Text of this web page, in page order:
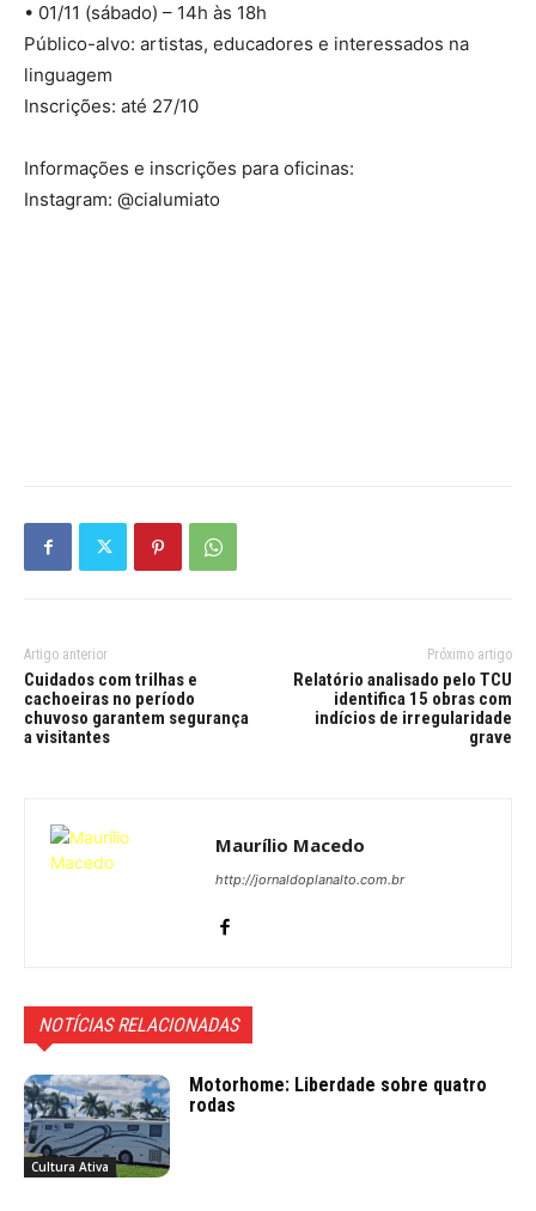
• 01/11 (sábado) – 14h às 18h
Público-alvo: artistas, educadores e interessados na
linguagem
Inscrições: até 27/10
Informações e inscrições para oficinas:
Instagram: @cialumiato
Artigo anterior
Cuidados com trilhas e
cachoeiras no período
chuvoso garantem segurança
a visitantes
Próximo artigo
Relatório analisado pelo TCU
identifica 15 obras com
indícios de irregularidade
grave
Maurílio Macedo
http://jornaldoplanalto.com.br
NOTÍCIAS RELACIONADAS
Cultura Ativa
Motorhome: Liberdade sobre quatro
rodas